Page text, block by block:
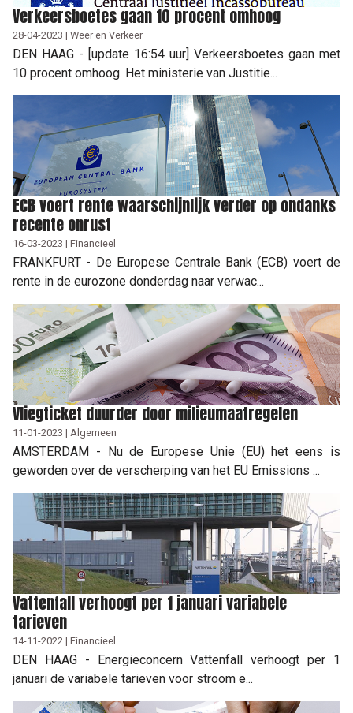
Verkeersboetes gaan 10 procent omhoog
28-04-2023 | Weer en Verkeer
DEN HAAG - [update 16:54 uur] Verkeersboetes gaan met
10 procent omhoog. Het ministerie van Justitie...
ECB voert rente waarschijnlijk verder op ondanks
recente onrust
16-03-2023 | Financieel
FRANKFURT - De Europese Centrale Bank (ECB) voert de
rente in de eurozone donderdag naar verwac...
Vliegticket duurder door milieumaatregelen
11-01-2023 | Algemeen
AMSTERDAM - Nu de Europese Unie (EU) het eens is
geworden over de verscherping van het EU Emissions ...
Vattenfall verhoogt per 1 januari variabele
tarieven
14-11-2022 | Financieel
DEN HAAG - Energieconcern Vattenfall verhoogt per 1
januari de variabele tarieven voor stroom e...